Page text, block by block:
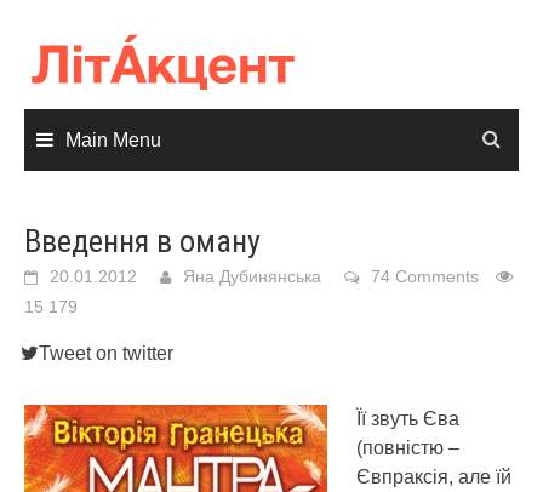
content
Main Menu
Введення в оману
20.01.2012 Яна Дубинянська
74 Comments
15 179
Tweet on twitter
Її звуть Єва
(повністю –
Євпраксія, але їй